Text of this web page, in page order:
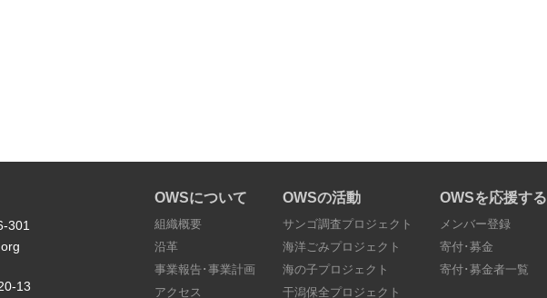
301
13
OWSについて
組織概要
沿革
事業報告･事業計画
アクセス
OWSの活動
サンゴ調査プロジェクト
海洋ごみプロジェクト
海の子プロジェクト
干潟保全プロジェクト
OWSを応援する
メンバー登録
寄付･募金
寄付･募金者一覧